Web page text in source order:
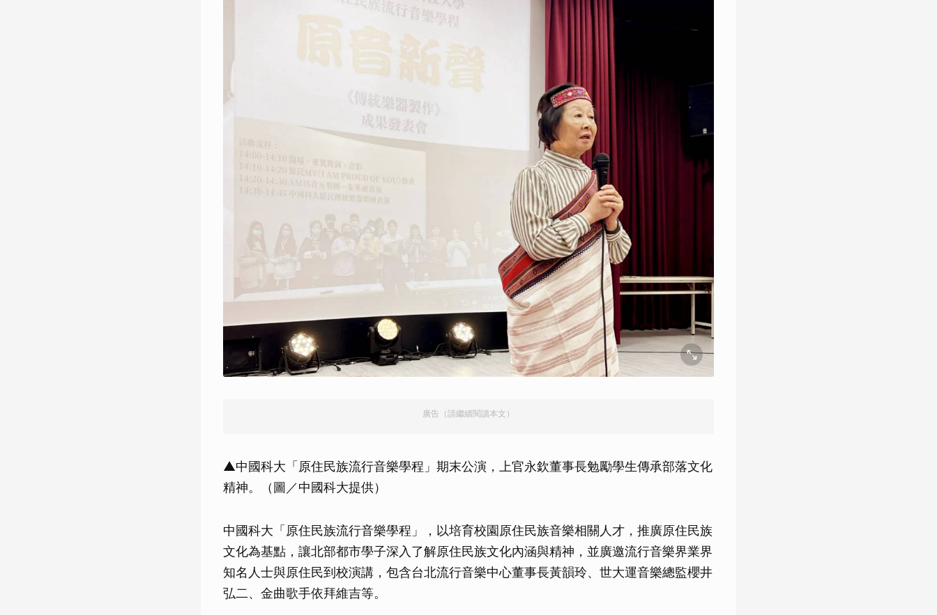
廣告（請繼續閱讀本文）
▲中國科大「原住民族流行音樂學程」期末公演，上官永欽董事長勉勵學生傳承部落文化
精神。（圖／中國科大提供）
中國科大「原住民族流行音樂學程」，以培育校園原住民族音樂相關人才，推廣原住民族
文化為基點，讓北部都市學子深入了解原住民族文化內涵與精神，並廣邀流行音樂界業界
知名人士與原住民到校演講，包含台北流行音樂中心董事長黃韻玲、世大運音樂總監櫻井
弘二、金曲歌手依拜維吉等。